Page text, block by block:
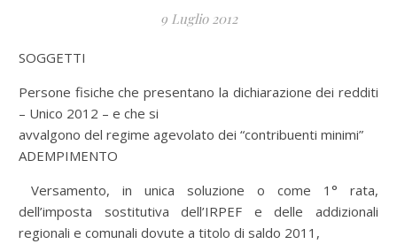
9 Luglio 2012
SOGGETTI
Persone fisiche che presentano la dichiarazione dei redditi
– Unico 2012 – e che si
avvalgono del regime agevolato dei “contribuenti minimi”
ADEMPIMENTO
Versamento, in unica soluzione o come 1° rata,
dell’imposta sostitutiva dell’IRPEF e delle addizionali
regionali e comunali dovute a titolo di saldo 2011,